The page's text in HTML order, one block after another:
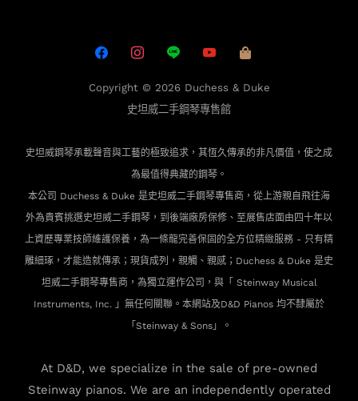
Copyright © 2026 Duchess & Duke
史坦威二手鋼琴專售館
史坦威鋼琴承載聲音與工藝的極致追求，其恆久傳承的非凡價值，使之成
為最值得典藏的鋼琴。
本公司 Duchess & Duke 是史坦威二手鋼琴專售商，從上游親自飛往海
外為貴賓挑選史坦威二手鋼琴，到後端廠房保修、至展售店面由四十年以
上資歷專業技師維護保養，為一條龍完善保固的全方位精緻服務 - 只有精
雕細琢，才能造就傳承；現貨成列，親觸、親感；Duchess & Duke 是史
坦威二手鋼琴專售商，為獨立運作公司，與「 Steinway Musical
Instruments, Inc. 」無任何關聯。本網站及D&D Pianos 均不隸屬於
「Steinway & Sons」。
At D&D, we specialize in the sale of pre-owned
Steinway pianos. We are an independently operated